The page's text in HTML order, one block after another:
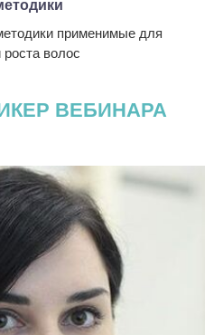
применимые для
роста волос
ВЕБИНАРА